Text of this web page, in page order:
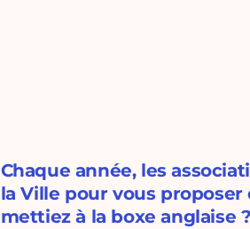
Chaque année, les
la Ville pour vous
mettiez à la boxe anglaise ?